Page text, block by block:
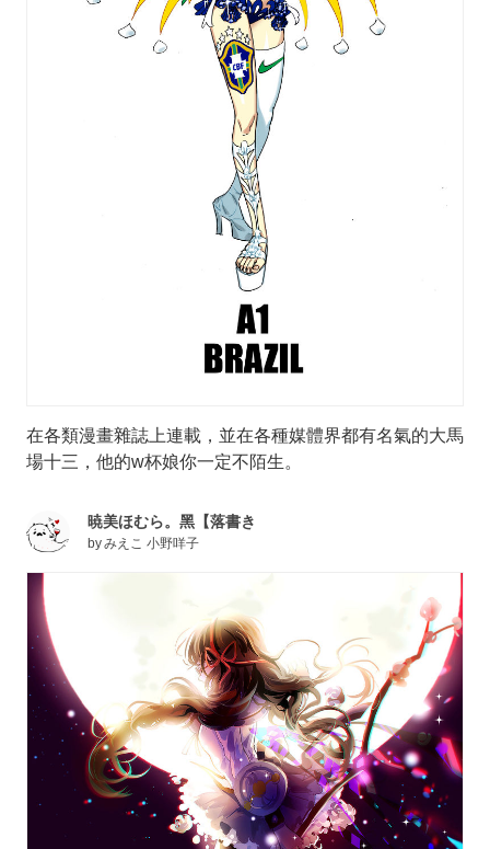
在各類漫畫雜誌上連載，並在各種媒體界都有名氣的大馬
場十三，他的w杯娘你一定不陌生。
暁美ほむら。黑【落書き
byみえこ 小野咩子